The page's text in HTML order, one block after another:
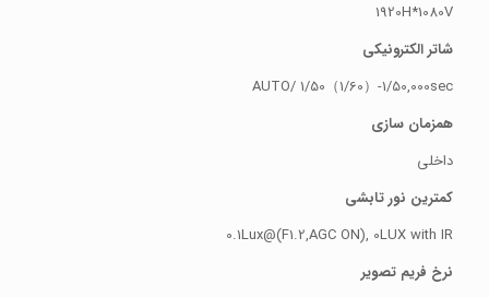
1920H*1080V
شاتر الکترونیکی
AUTO/ 1/50（1/60）-1/50,000sec
همزمان سازی
داخلی
کمترین نور تابشی
0.1Lux@(F1.2,AGC ON), 0LUX with IR
نرخ فریم تصویر